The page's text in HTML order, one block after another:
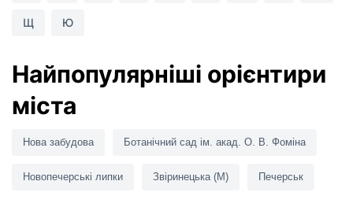
Щ Ю
Найпопулярніші орієнтири
міста
Нова забудова Ботанічний сад ім. акад. О. В. Фоміна
Новопечерські липки Звіринецька (M) Печерськ